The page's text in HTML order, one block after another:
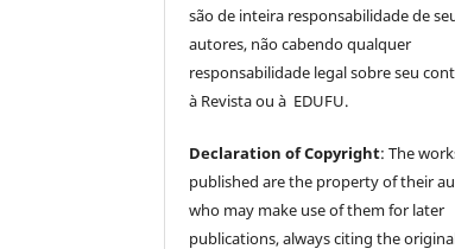
são de inteira responsabilidade de
autores, não cabendo qualquer
responsabilidade legal sobre seu
à Revista ou à EDUFU.
Declaration of Copyright: The
published are the property of their
who may make use of them for later
publications, always citing the